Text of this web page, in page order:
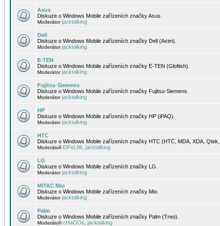
Asus
Diskuze o Windows Mobile zařízeních značky Asus.
Moderátorjacktalking
Dell
Diskuze o Windows Mobile zařízeních značky Dell (Axim).
Moderátorjacktalking
E-TEN
Diskuze o Windows Mobile zařízeních značky E-TEN (Glofiish).
Moderátorjacktalking
Fujitsu-Siemens
Diskuze o Windows Mobile zařízeních značky Fujitsu-Siemens.
Moderátorjacktalking
HP
Diskuze o Windows Mobile zařízeních značky HP (iPAQ).
Moderátorjacktalking
HTC
Diskuze o Windows Mobile zařízeních značky HTC (HTC, MDA, XDA,
Moderátoři EiFeL96 jacktalking
LG
Diskuze o Windows Mobile zařízeních značky LG.
Moderátorjacktalking
MiTAC Mio
Diskuze o Windows Mobile zařízeních značky Mio.
Moderátorjacktalking
Palm
Diskuze o Windows Mobile zařízeních značky Palm (Treo).
Moderátoři cHaOOs jacktalking